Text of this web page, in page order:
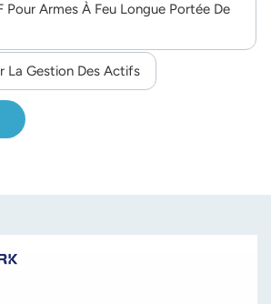
Pour Armes À Feu Longue Portée De
La Gestion Des Actifs